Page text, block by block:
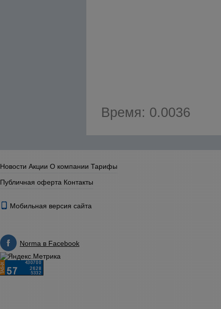
Время: 0.0036
Новости Акции О компании Тарифы
Публичная оферта Контакты
Мобильная версия сайта
Norma в Facebook